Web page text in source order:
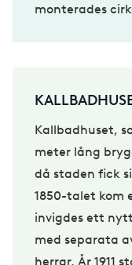
monterades
Kallbadhuset,
meter lång
då staden fick
1850-talet kom
invigdes ett
med separata
herrar. År 1911